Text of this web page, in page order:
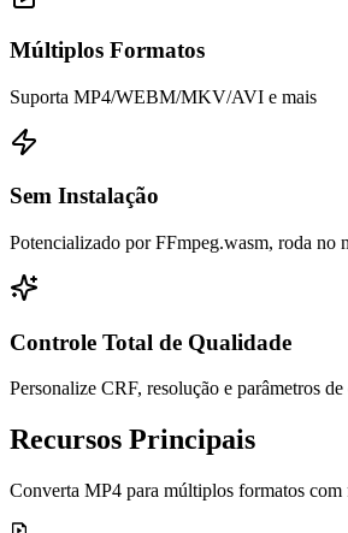
Múltiplos Formatos
Suporta MP4/WEBM/MKV/AVI e mais
Sem Instalação
Potencializado por FFmpeg.wasm, roda no
Controle Total de Qualidade
Personalize CRF, resolução e parâmetros de
Recursos Principais
Converta MP4 para múltiplos formatos com